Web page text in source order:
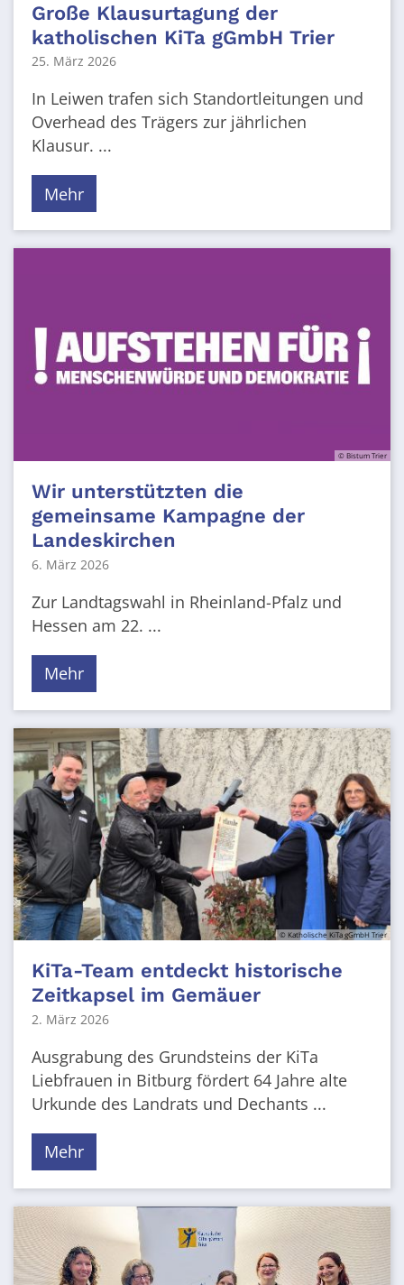
Große Klausurtagung der
katholischen KiTa gGmbH Trier
25. März 2026
In Leiwen trafen sich Standortleitungen und
Overhead des Trägers zur jährlichen
Klausur. ...
Mehr
© Bistum Trier
Wir unterstützten die
gemeinsame Kampagne der
Landeskirchen
6. März 2026
Zur Landtagswahl in Rheinland-Pfalz und
Hessen am 22. ...
Mehr
© Katholische KiTa gGmbH Trier
KiTa-Team entdeckt historische
Zeitkapsel im Gemäuer
2. März 2026
Ausgrabung des Grundsteins der KiTa
Liebfrauen in Bitburg fördert 64 Jahre alte
Urkunde des Landrats und Dechants ...
Mehr